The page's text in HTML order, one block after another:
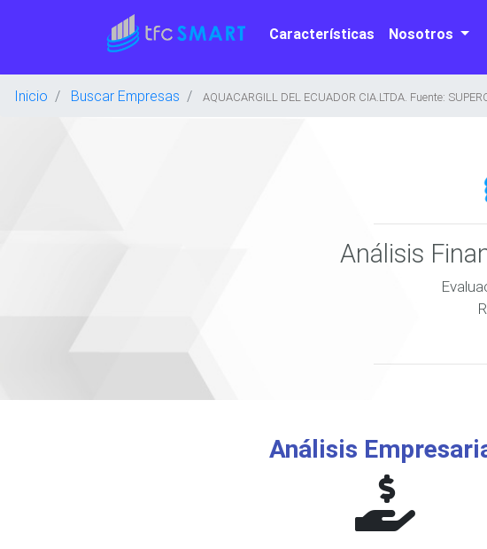
Características Nosotros
Inicio Buscar Empresas AQUACARGILL DEL ECUADOR CIA.LTDA. Fuente:
Análisis
Análisis